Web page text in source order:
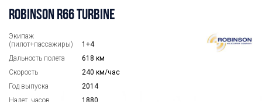
ROBINSON R66 TURBINE
Экипаж
(пилот+пассажиры)
1+4
Дальность полета
618 км
Скорость
240 км/час
Год выпуска
2014
Налет, часов
1880